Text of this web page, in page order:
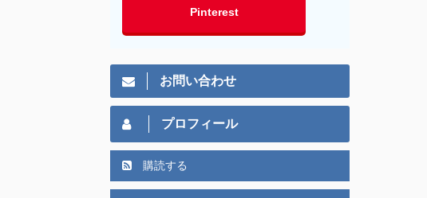
Pinterest
お問い合わせ
プロフィール
購読する